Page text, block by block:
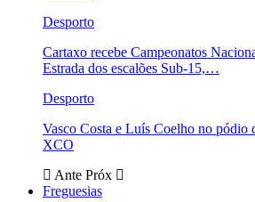
Desporto
Cartaxo recebe Campeonatos
Estrada dos escalões Sub-15,…
Desporto
Vasco Costa e Luís Coelho no pódio
XCO
Ante Próx
Freguesias